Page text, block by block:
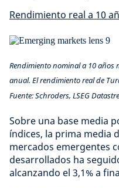
Rendimiento real a 10
Rendimiento nominal a 10 años
anual. El rendimiento real de
Fuente: Schroders, LSEG
Sobre una base media
índices, la prima media
mercados emergentes
desarrollados ha
alcanzando el 3,1% a